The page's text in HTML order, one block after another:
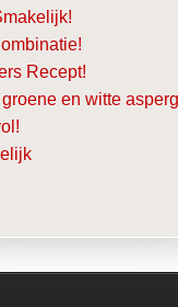
Recept!
en witte